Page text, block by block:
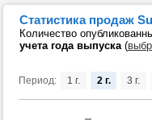
Статистика продаж
Количество
учета года выпуска(
Период: 1 г. 2 г. 3 г.